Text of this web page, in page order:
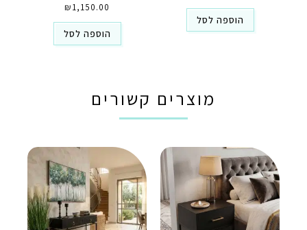
הוספה לסל
₪1,150.00
הוספה לסל
מוצרים קשורים